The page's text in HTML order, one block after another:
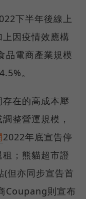
下半年後線上
因疫情效應構
品電商產業規模
。
在的高成本壓
整營運規模，
2022年底宣告停
；熊貓超市證
(但亦同步宣告首
Coupang則宣布